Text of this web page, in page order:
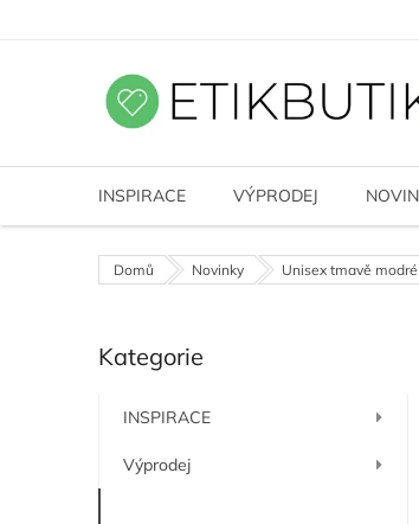
INSPIRACE VÝPRODEJ
Domů Novinky Unisex tmavě
o
n
Přeskočit
kategorie
Kategorie
INSPIRACE
Výprodej